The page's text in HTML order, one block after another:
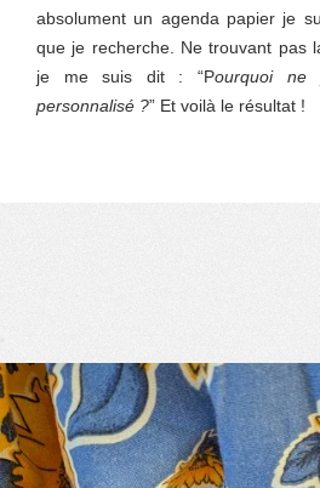
absolument un agenda papier je
que je recherche. Ne trouvant pas
je me suis dit : “Pourquoi ne
personnalisé ?” Et voilà le résultat !